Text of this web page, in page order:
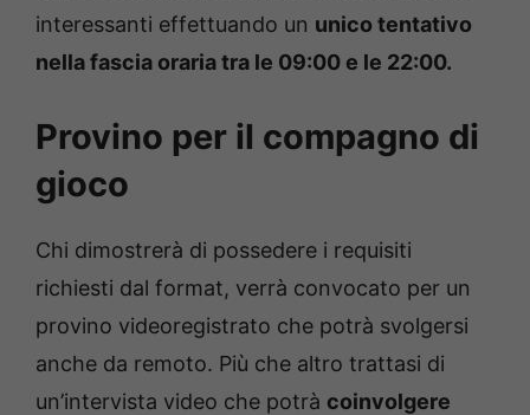
interessanti effettuando un unico tentativo
nella fascia oraria tra le 09:00 e le 22:00.
Provino per il compagno di
gioco
Chi dimostrerà di possedere i requisiti
richiesti dal format, verrà convocato per un
provino videoregistrato che potrà svolgersi
anche da remoto. Più che altro trattasi di
un’intervista video che potrà coinvolgere